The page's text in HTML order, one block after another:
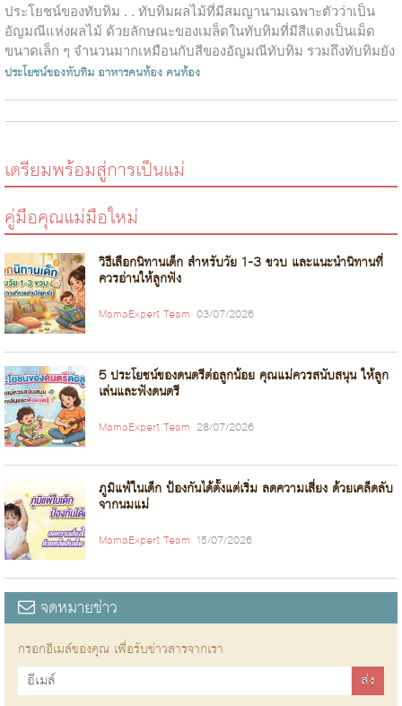
ประโยชน์ของทับทิม . . ทับทิมผลไม้ที่มีสมญานามเฉพาะตัวว่าเป็น
อัญมณีแห่งผลไม้ ด้วยลักษณะของเมล็ดในทับทิมที่มีสีแดงเป็นเม็ด
ขนาดเล็ก ๆ จำนวนมากเหมือนกับสีของอัญมณีทับทิม รวมถึงทับทิมยัง
เป็นผลไม้มงคลต...
ประโยชน์ของทับทิม อาหารคนท้อง คนท้อง
เตรียมพร้อมสู่การเป็นแม่
คู่มือคุณแม่มือใหม่
วิธีเลือกนิทานเด็ก สำหรับวัย 1-3 ขวบ และแนะนำนิทานที่
ควรอ่านให้ลูกฟัง
MamaExpert Team 03/07/2026
5 ประโยชน์ของดนตรีต่อลูกน้อย คุณแม่ควรสนับสนุน ให้ลูก
เล่นและฟังดนตรี
MamaExpert Team 28/07/2026
ภูมิแพ้ในเด็ก ป้องกันได้ตั้งแต่เริ่ม ลดความเสี่ยง ด้วยเคล็ดลับ
จากนมแม่
MamaExpert Team 15/07/2026
จดหมายข่าว
กรอกอีเมล์ของคุณ เพื่อรับข่าวสารจากเรา